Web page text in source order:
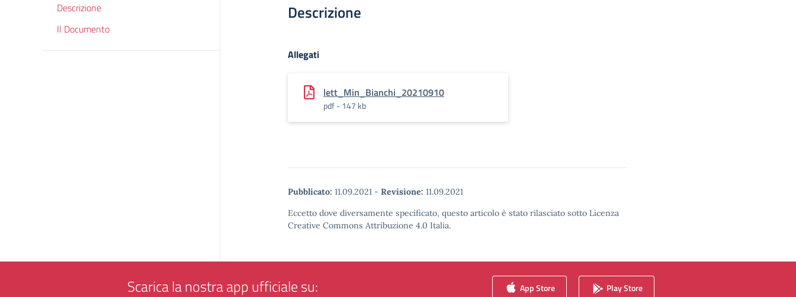
Descrizione
Il Documento
Descrizione
Allegati
lett_Min_Bianchi_20210910
pdf - 147 kb
Pubblicato: 11.09.2021 - Revisione: 11.09.2021
Eccetto dove diversamente specificato, questo articolo è stato rilasciato sotto Licenza
Creative Commons Attribuzione 4.0 Italia.
Scarica la nostra app ufficiale su: App Store Play Store